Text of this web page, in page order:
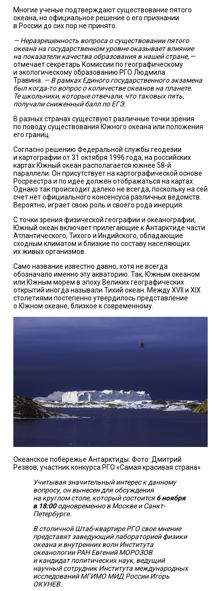
Многие ученые подтверждают существование пятого
океана, но официальное решение о его признании
в России до сих пор не принято.
— Неразрешенность вопроса о существовании пятого
океана на государственном уровне оказывает влияние
на показатели качества образования в нашей стране,—
отмечает секретарь Комиссии по географическому
и экологическому образованию РГО Людмила
Травина. — В рамках Единого государственного экзамена
был когда-то вопрос о количестве океанов на планете.
Те школьники, которые отвечали, что таковых пять,
получали сниженный балл по ЕГЭ.
В разных странах существуют различные точки зрения
по поводу существования Южного океана или положения
его границ.
Согласно решению Федеральной службы геодезии
и картографии от 31 октября 1996 года, на российских
картах Южный океан располагается южнее 58-й
параллели. Он присутствует на картографической основе
Росреестра и по идее должен отображаться на картах.
Однако так происходит далеко не всегда, поскольку на сей
счет нет официального консенсуса различных ведомств.
Вероятно, играет свою роль и своего рода инерция.
С точки зрения физической географии и океанографии,
Южный океан включает прилегающие к Антарктиде части
Атлантического, Тихого и Индийского, обладающие
сходным климатом и близкие по составу населяющих
их живых организмов.
Само название известно давно, хотя не всегда
обозначало именно эту акваторию. Так, Южным океаном
или Южным морем в эпоху Великих географических
открытий иногда называли Тихий океан. Между XVII и XIX
столетиями постепенно утвердилось представление
о Южном океане, близкое к современному.
Океанское побережье Антарктиды. Фото: Дмитрий
Резвов, участник конкурса РГО «Самая красивая страна»
Учитывая значительный интерес к данному
вопросу, он вынесен для обсуждения
на круглом столе, который состоится6 ноября
в 18:00одновременно в Москве и Санкт-
Петербурге.
В столичной Штаб-квартире РГО свое мнение
представят заведующий лабораторией физики
океана и внутренних волн Института
океанологии РАН Евгений МОРОЗОВ
и кандидат политических наук, ведущий
научный сотрудник Института международных
исследований МГИМО МИД России Игорь
ОКУНЕВ.